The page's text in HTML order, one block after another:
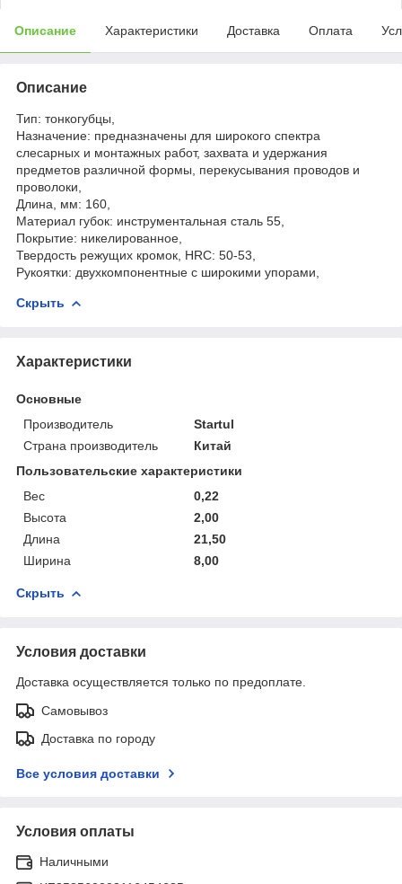
Описание Характеристики Доставка Оплата
Описание
Тип: тонкогубцы,
Назначение: предназначены для широкого спектра
слесарных и монтажных работ, захвата и удержания
предметов различной формы, перекусывания проводов и
проволоки,
Длина, мм: 160,
Материал губок: инструментальная сталь 55,
Покрытие: никелированное,
Твердость режущих кромок, HRC: 50-53,
Рукоятки: двухкомпонентные с широкими упорами,
Скрыть
Характеристики
Основные
Производитель
Startul
Страна производитель
Китай
Пользовательские характеристики
Вес
0,22
Высота
2,00
Длина
21,50
Ширина
8,00
Скрыть
Условия доставки
Доставка осуществляется только по предоплате.
Самовывоз
Доставка по городу
Все условия доставки
Условия оплаты
Наличными